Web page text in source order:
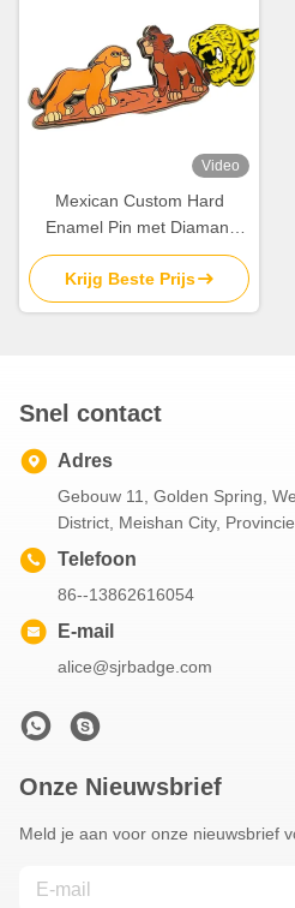
Video
Mexican Custom Hard
Enamel Pin met Diamant
Frame en Vintage Style voor
Lapel Decoratie
Krijg Beste Prijs
Snel contact
Adres
Gebouw 11, Golden Spring,
District, Meishan City,
Telefoon
86--13862616054
E-mail
alice@sjrbadge.com
Onze Nieuwsbrief
Meld je aan voor onze nieuwsbrief